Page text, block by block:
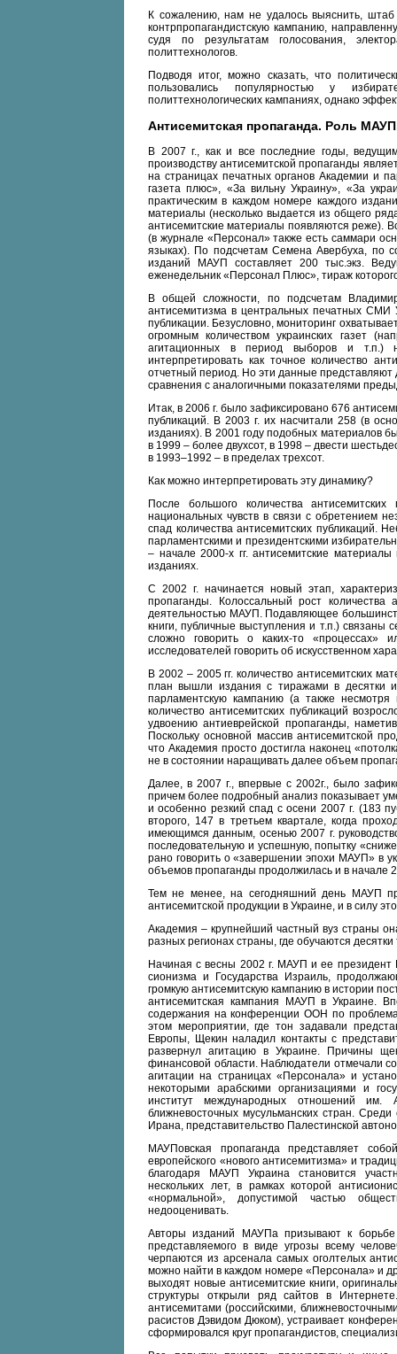
К сожалению, нам не удалось выяснить, штаб
контрпропагандистскую кампанию,
судя по результатам голосования,
политтехнологов.
Подводя итог, можно сказать, что
пользовались популярностью у
политтехнологических кампаниях, однако
Антисемитская пропаганда. Роль
В 2007 г., как и все последние годы,
производству антисемитской пропаганды
на страницах печатных органов Академии и
газета плюс», «За вильну Украину», «За
практическим в каждом номере каждого
материалы (несколько выдается из общего
антисемитские материалы появляются реже).
(в журнале «Персонал» также есть саммари
языках). По подсчетам Семена Авербуха, по
изданий МАУП составляет 200 тыс.экз.
еженедельник «Персонал Плюс», тираж
В общей сложности, по подсчетам
антисемитизма в центральных печатных СМИ
публикации. Безусловно, мониторинг
огромным количеством украинских газет
агитационных в период выборов и т.п.)
интерпретировать как точное количество
отчетный период. Но эти данные представляют
сравнения с аналогичными показателями
Итак, в 2006 г. было зафиксировано 676
публикаций. В 2003 г. их насчитали 258 (в
изданиях). В 2001 году подобных материалов
в 1999 – более двухсот, в 1998 – двести
в 1993–1992 – в пределах трехсот.
Как можно интерпретировать эту динамику?
После большого количества
национальных чувств в связи с обретением
спад количества антисемитских публикаций.
парламентскими и президентскими
– начале 2000-х гг. антисемитские
изданиях.
С 2002 г. начинается новый этап,
пропаганды. Колоссальный рост количества
деятельностью МАУП. Подавляющее
книги, публичные выступления и т.п.) связаны
сложно говорить о каких-то «процессах»
исследователей говорить об искусственном
В 2002 – 2005 гг. количество антисемитских
план вышли издания с тиражами в десятки
парламентскую кампанию (а также
количество антисемитских публикаций
удвоению антиеврейской пропаганды,
Поскольку основной массив антисемитской
что Академия просто достигла наконец
не в состоянии наращивать далее объем
Далее, в 2007 г., впервые с 2002г., было
причем более подробный анализ показывает
и особенно резкий спад с осени 2007 г. (183
второго, 147 в третьем квартале, когда
имеющимся данным, осенью 2007 г.
последовательную и успешную, попытку
рано говорить о «завершении эпохи МАУП» в
объемов пропаганды продолжилась и в начале
Тем не менее, на сегодняшний день МАУП
антисемитской продукции в Украине, и в силу
Академия – крупнейший частный вуз страны
разных регионах страны, где обучаются десятки
Начиная с весны 2002 г. МАУП и ее президент
сионизма и Государства Израиль,
громкую антисемитскую кампанию в истории
антисемитская кампания МАУП в Украине.
содержания на конференции ООН по
этом мероприятии, где тон задавали
Европы, Щекин наладил контакты с
развернул агитацию в Украине. Причины
финансовой области. Наблюдатели отмечали
агитации на страницах «Персонала» и
некоторыми арабскими организациями и
институт международных отношений им.
ближневосточных мусульманских стран.
Ирана, представительство Палестинской
МАУПовская пропаганда представляет
европейского «нового антисемитизма» и
благодаря МАУП Украина становится
нескольких лет, в рамках которой
«нормальной», допустимой частью
недооценивать.
Авторы изданий МАУПа призывают к
представляемого в виде угрозы всему
черпаются из арсенала самых оголтелых
можно найти в каждом номере «Персонала» и
выходят новые антисемитские книги,
структуры открыли ряд сайтов в
антисемитами (российскими,
расистов Дэвидом Дюком), устраивает
сформировался круг пропагандистов,